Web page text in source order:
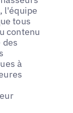
l'équipe
tous
contenu
des
à